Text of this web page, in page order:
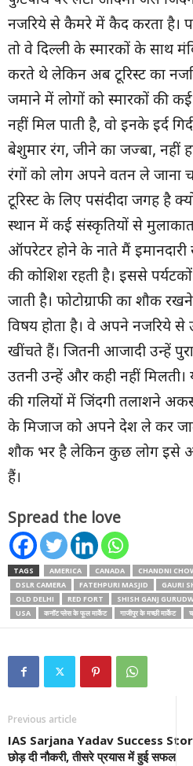
नजरिये से कैमरे में कैद करता है।
तो वे दिल्ली के स्मारकों के साथ
करते थे लेकिन अब टूरिस्ट का
जमाने में लोगों को स्मारकों की
नहीं मिल पाती है, वो इनके इर्द
बेशुमार रंग, जीने का जज्बा, नहीं
रंगों को लोग अपने वतन ले जाना
टूरिस्ट के लिए पसंदीदा जगह है
स्थान में कई संस्कृतियों से
ऑपरेटर होने के नाते मैं
की कोशिश रहती है। इससे
जाती है। फोटोग्राफी का शौक
विषय होता है। वे अपने नजरिये
खींचते हैं। जितनी आजादी उन्हें
उतनी उन्हें और कही नहीं
की गलियों में जिंदगी तलाशने
के मिजाज को अपने देश ले कर
शौक भर है लेकिन कुछ लोग इसे
हैं।
Spread the love
TAGS AMERICA CANADA CHANDNI
DSLR CAMERA
FATEHPURI MASJID
GAURI
OLD DELHI
RED FORT SHISH GANJ
USA
कनॉट प्लेस के फूल मार्केट गाजीपुर के मच्छी मार्केट
Previous article
IAS Sarjana Yadav Success Story:
छोड़ दी नौकरी, तीसरे प्रयास में हुई सफल